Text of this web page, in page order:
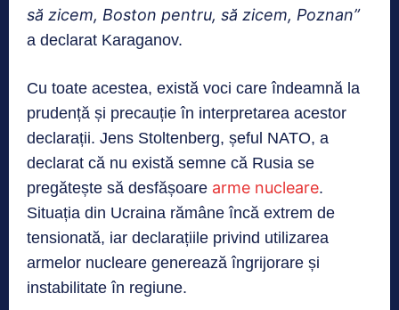
să zicem, Boston pentru, să zicem, Poznan”
a declarat Karaganov.
Cu toate acestea, există voci care îndeamnă la
prudență și precauție în interpretarea acestor
declarații. Jens Stoltenberg, șeful NATO, a
declarat că nu există semne că Rusia se
pregătește să desfășoare arme nucleare.
Situația din Ucraina rămâne încă extrem de
tensionată, iar declarațiile privind utilizarea
armelor nucleare generează îngrijorare și
instabilitate în regiune.